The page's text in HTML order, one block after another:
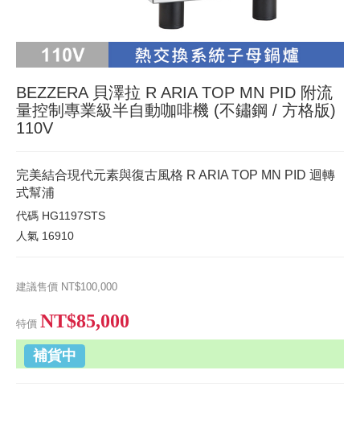
BEZZERA 貝澤拉 R ARIA TOP MN PID 附流
量控制專業級半自動咖啡機 (不鏽鋼 / 方格版)
110V
完美結合現代元素與復古風格 R ARIA TOP MN PID 迴轉
式幫浦
代碼 HG1197STS
人氣 16910
建議售價 NT$100,000
特價 NT$85,000
補貨中